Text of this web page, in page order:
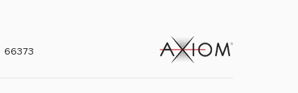
66373